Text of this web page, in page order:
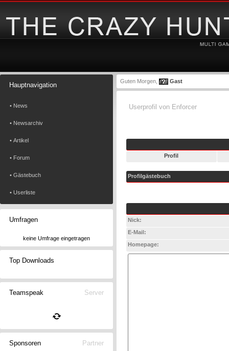
Hauptnavigation
• News
• Newsarchiv
• Artikel
• Forum
• Gästebuch
• Userliste
Umfragen
keine Umfrage eingetragen
Top Downloads
Teamspeak Server
Sponsoren Partner
Guten Morgen, Gast
Userprofil von Enforcer
Profil
Profilgästebuch
Nick:
E-Mail:
Homepage: